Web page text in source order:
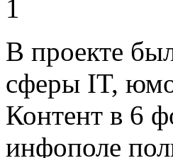
В проекте
сферы IT,
Контент в 6
инфополе